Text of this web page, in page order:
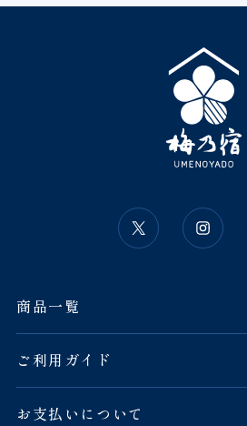
商品一覧
ご利用ガイド
お支払いについて